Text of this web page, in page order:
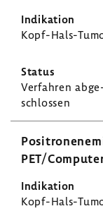
Kopf-​Hals-
Verfahren
schlossen
PET/
Kopf-​Hals-